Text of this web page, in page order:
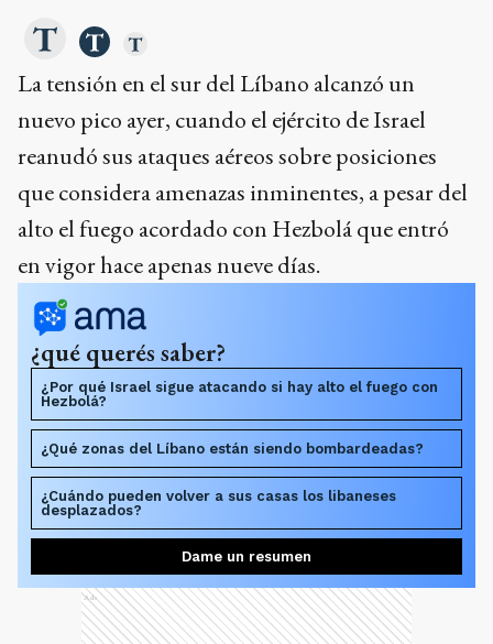
La tensión en el sur del Líbano alcanzó un
nuevo pico ayer, cuando el ejército de Israel
reanudó sus ataques aéreos sobre posiciones
que considera amenazas inminentes, a pesar del
alto el fuego acordado con Hezbolá que entró
en vigor hace apenas nueve días.
¿qué querés saber?
¿Por qué Israel sigue atacando si hay alto el fuego con
Hezbolá?
¿Qué zonas del Líbano están siendo bombardeadas?
¿Cuándo pueden volver a sus casas los libaneses
desplazados?
Dame un resumen
Ads